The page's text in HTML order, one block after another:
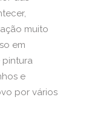
muito
em
e
por vários